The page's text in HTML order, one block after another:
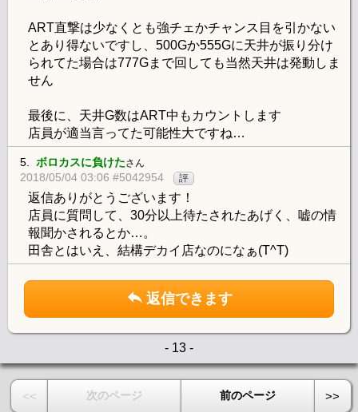
ART直撃は少なくとも強チェかチャンス目を引かない
とあり得ないですし、500Gか555Gに天井が振り分け
られてた場合は777Gまで回しても当然天井は発動しま
せん
最後に、天井G数はART中もカウントします
店員が適当言ってた可能性大ですね…
5. ボロカスに負けたさん
2018/05/04 03:06 #5042954 評
返信ありがとうございます！
店員に質問して、30分以上待たされたあげく、嘘の情
報聞かされるとか…。
田舎とはいえ、結構デカイ店なのになぁ(T^T)
返信できます
- 13 -
<< 次のページ 前のページ >>